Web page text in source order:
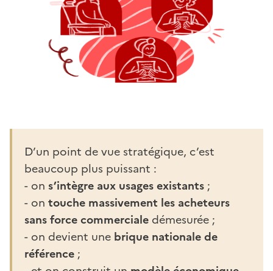
D’un point de vue stratégique, c’est
beaucoup plus puissant :
- on s’intègre aux usages existants ;
- on touche massivement les acheteurs
sans force commerciale démesurée ;
- on devient une brique nationale de
référence ;